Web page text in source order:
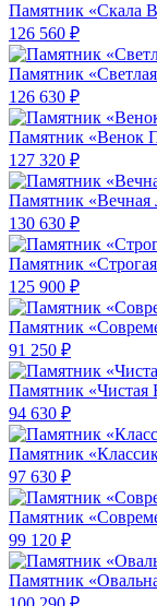
Памятник «Скала
126 560 ₽
Памятник
126 630 ₽
Памятник «Венок
127 320 ₽
Памятник «Вечная
130 630 ₽
Памятник
125 900 ₽
Памятник
91 250 ₽
Памятник «Чистая
94 630 ₽
Памятник
97 630 ₽
Памятник
99 120 ₽
Памятник